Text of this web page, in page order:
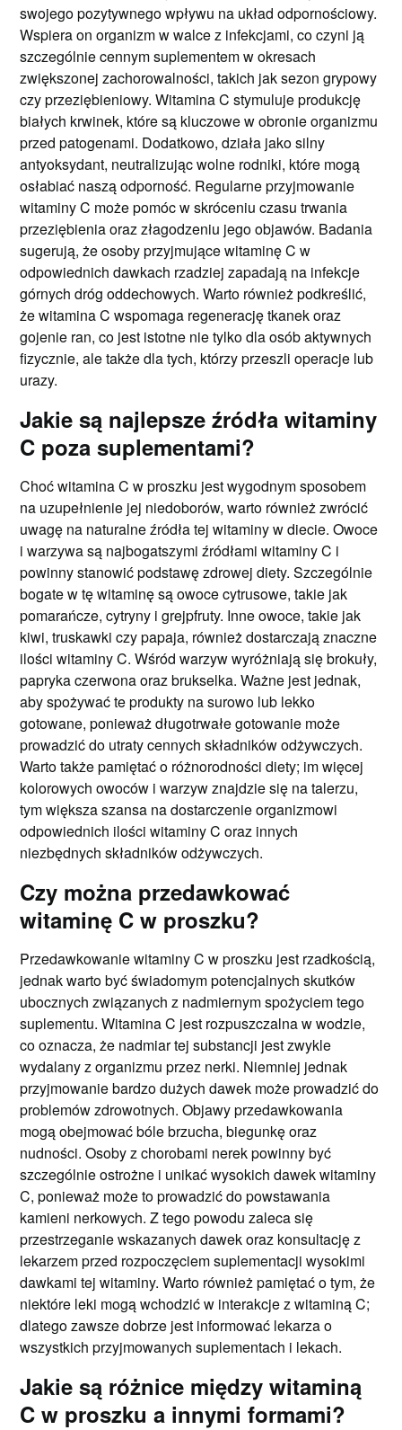
swojego pozytywnego wpływu na układ odpornościowy.
Wspiera on organizm w walce z infekcjami, co czyni ją
szczególnie cennym suplementem w okresach
zwiększonej zachorowalności, takich jak sezon grypowy
czy przeziębieniowy. Witamina C stymuluje produkcję
białych krwinek, które są kluczowe w obronie organizmu
przed patogenami. Dodatkowo, działa jako silny
antyoksydant, neutralizując wolne rodniki, które mogą
osłabiać naszą odporność. Regularne przyjmowanie
witaminy C może pomóc w skróceniu czasu trwania
przeziębienia oraz złagodzeniu jego objawów. Badania
sugerują, że osoby przyjmujące witaminę C w
odpowiednich dawkach rzadziej zapadają na infekcje
górnych dróg oddechowych. Warto również podkreślić,
że witamina C wspomaga regenerację tkanek oraz
gojenie ran, co jest istotne nie tylko dla osób aktywnych
fizycznie, ale także dla tych, którzy przeszli operacje lub
urazy.
Jakie są najlepsze źródła witaminy
C poza suplementami?
Choć witamina C w proszku jest wygodnym sposobem
na uzupełnienie jej niedoborów, warto również zwrócić
uwagę na naturalne źródła tej witaminy w diecie. Owoce
i warzywa są najbogatszymi źródłami witaminy C i
powinny stanowić podstawę zdrowej diety. Szczególnie
bogate w tę witaminę są owoce cytrusowe, takie jak
pomarańcze, cytryny i grejpfruty. Inne owoce, takie jak
kiwi, truskawki czy papaja, również dostarczają znaczne
ilości witaminy C. Wśród warzyw wyróżniają się brokuły,
papryka czerwona oraz brukselka. Ważne jest jednak,
aby spożywać te produkty na surowo lub lekko
gotowane, ponieważ długotrwałe gotowanie może
prowadzić do utraty cennych składników odżywczych.
Warto także pamiętać o różnorodności diety; im więcej
kolorowych owoców i warzyw znajdzie się na talerzu,
tym większa szansa na dostarczenie organizmowi
odpowiednich ilości witaminy C oraz innych
niezbędnych składników odżywczych.
Czy można przedawkować
witaminę C w proszku?
Przedawkowanie witaminy C w proszku jest rzadkością,
jednak warto być świadomym potencjalnych skutków
ubocznych związanych z nadmiernym spożyciem tego
suplementu. Witamina C jest rozpuszczalna w wodzie,
co oznacza, że nadmiar tej substancji jest zwykle
wydalany z organizmu przez nerki. Niemniej jednak
przyjmowanie bardzo dużych dawek może prowadzić do
problemów zdrowotnych. Objawy przedawkowania
mogą obejmować bóle brzucha, biegunkę oraz
nudności. Osoby z chorobami nerek powinny być
szczególnie ostrożne i unikać wysokich dawek witaminy
C, ponieważ może to prowadzić do powstawania
kamieni nerkowych. Z tego powodu zaleca się
przestrzeganie wskazanych dawek oraz konsultację z
lekarzem przed rozpoczęciem suplementacji wysokimi
dawkami tej witaminy. Warto również pamiętać o tym, że
niektóre leki mogą wchodzić w interakcje z witaminą C;
dlatego zawsze dobrze jest informować lekarza o
wszystkich przyjmowanych suplementach i lekach.
Jakie są różnice między witaminą
C w proszku a innymi formami?